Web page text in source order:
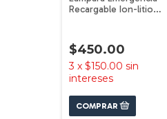
Recargable Ion-litio
$450.00
3 x $150.00 sin
intereses